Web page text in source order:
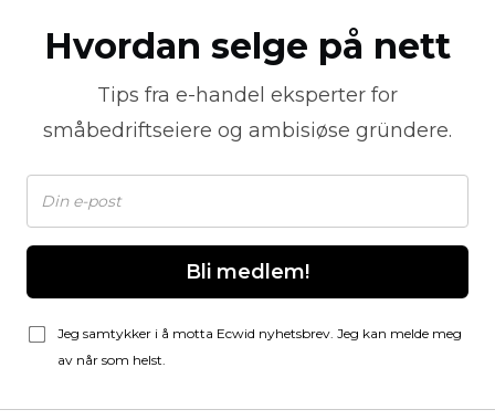
Hvordan selge på nett
Tips fra e-handel eksperter for
småbedriftseiere og ambisiøse gründere.
Bli medlem!
Jeg samtykker i å motta Ecwid nyhetsbrev. Jeg kan melde meg
av når som helst.